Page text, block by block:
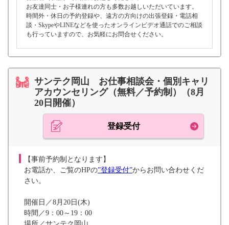
お友達同士・お子様連れの方も多数お越しいただいています。
時間外・休日の予約登録や、遠方の方向けの出張登録・電話相
談・SkypeやLINEなどを使ったオンラインビデオ通話でのご相談
も行っていますので、お気軽にお問合せください。
サンテク岡山 お仕事相談会・個別キャリ
アカウンセリング（無料／予約制）（8月
20日開催）
登録受付
【事前予約制となります】
お電話か、ご覧のHPの”登録受付”からお問い合わせくだ
さい。
開催日／8月20日(木)
時間／9：00～19：00